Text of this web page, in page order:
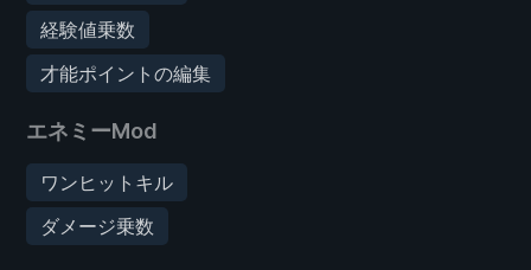
経験値乗数
才能ポイントの編集
エネミーMod
ワンヒットキル
ダメージ乗数